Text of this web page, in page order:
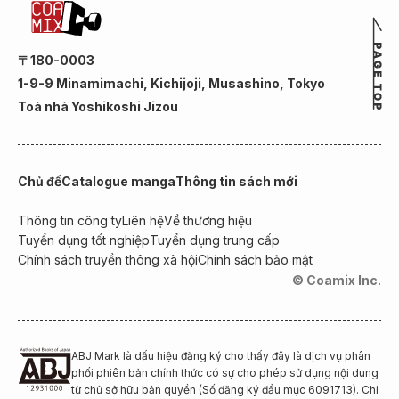
〒180-0003
1-9-9 Minamimachi, Kichijoji, Musashino, Tokyo
Toà nhà Yoshikoshi Jizou
Chủ đềCatalogue mangaThông tin sách mới
Thông tin công tyLiên hệVề thương hiệu
Tuyển dụng tốt nghiệpTuyển dụng trung cấp
Chính sách truyền thông xã hộiChính sách bảo mật
© Coamix Inc.
ABJ Mark là dấu hiệu đăng ký cho thấy đây là dịch vụ phân
phối phiên bản chính thức có sự cho phép sử dụng nội dung
từ chủ sở hữu bản quyền (Số đăng ký đầu mục 6091713). Chi